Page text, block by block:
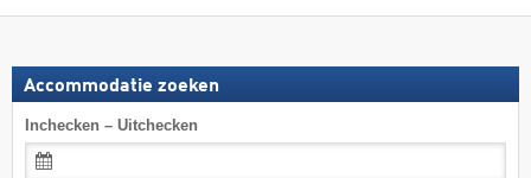
Accommodatie zoeken
Inchecken – Uitchecken